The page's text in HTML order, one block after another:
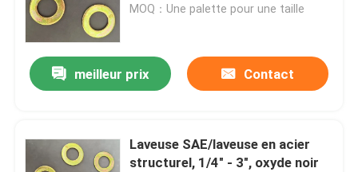
chemin de fer
MOQ：Une palette pour une taille
meilleur prix Contact
Laveuse SAE/laveuse en acier
structurel, 1/4" - 3", oxyde noir